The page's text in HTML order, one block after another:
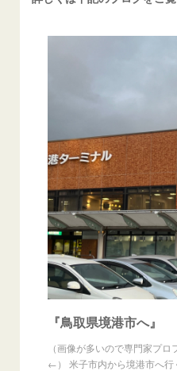
『鳥取県境港市へ』
（画像が多いので専門家プ
←） 米子市内から境港市へ行